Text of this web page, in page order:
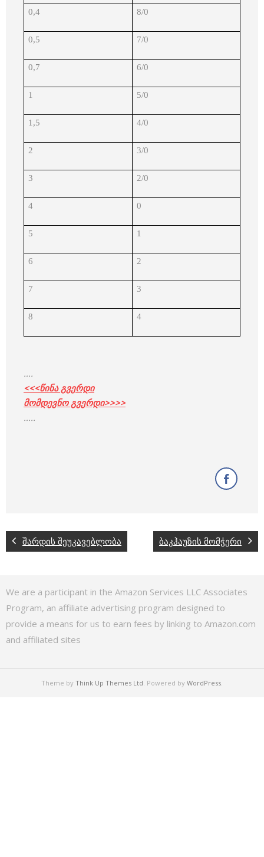
0,4 8/0
0,5 7/0
0,7 6/0
1 5/0
1,5 4/0
2 3/0
3 2/0
4 0
5 1
6 2
7 3
8 4
….
<<<წინა გვერდი
მომდევნო გვერდი>>>>
…..
შარდის შეუკავებლობა ბაკჰაუზის მომჭერი
We are a participant in the Amazon Services LLC Associates
Program, an affiliate advertising program designed to
provide a means for us to earn fees by linking to Amazon.com
and affiliated sites
Theme by Think Up Themes Ltd. Powered by WordPress.